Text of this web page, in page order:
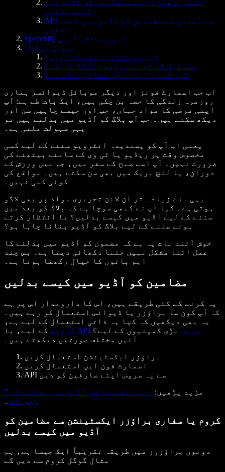
اسمارٹ فون ایپ سے مضامین کو آڈیو میں
کیسے بدلیں
API سے آسانی سے مضامین کو آڈیو میں کیسے
بدلیں
Speechify کیوں منتخب کریں
عمومی سوالات
کیا آپ مضامین سن سکتے ہیں؟
مضامین کو خود سے پڑھوانے کا طریقہ؟
کیا کوئی ایپ ہے جو مضامین پڑھ دے؟
اب جب اسمارٹ فونز اور دیگر موبائل ڈیوائسز ہماری
روزمرہ زندگی کا حصہ بن چکی ہیں، ایک بات طے ہے: آپ
اپنی مرضی کا مواد جہاں، جب اور جیسے چاہیں سن اور
دیکھ سکتے ہیں۔ جب آپ بلاگ کو آڈیو میں بدلتے ہیں تو
یہی سہولت ملتی ہے۔
یعنی اب آپ کو پسندیدہ انٹرویو سننے کے لیے کسی
مخصوص وقت پر ریڈیو یا ٹی وی کے سامنے بیٹھنے کی
ضرورت نہیں۔ آپ اسے صبح کے سفر میں، جم میں ورزش کے
دوران، یا لنچ بریک میں بھی سن سکتے ہیں۔ مواقع کی
کوئی کمی نہیں۔
یہی بات زیادہ تر آن لائن تحریری مواد پر بھی لاگو
ہوتی ہے۔ کیا آپ نے کبھی سوچا ہے کہ بلاگ کو بعد میں
سننے کے لیے آڈیو میں کیسے بدلیں؟ یا انتظار کرتے
ہوئے سننے کے لیے بلاگ کو آڈیو بنانا چاہا ہو؟
خوش آئند بات یہ ہے کہ مضمون کو آڈیو میں بدلنے کا
عمل اتنا مشکل نہیں جتنا دکھائی دیتا ہے۔ بس چند
اہم باتوں کا خیال رکھنا ہوتا ہے۔
مضامین کو آڈیو میں کیسے بدلیں
یہ کرنے کے کئی طریقے ہیں، اس کا دارومدار اس پر ہے
کہ آپ کون سا براؤزر یا ڈیوائس استعمال کر رہے ہیں۔
یہ بھی دیکھیں کہ کیا یہ ذاتی استعمال کے لیے ہے،
گروپس
API سروس بڑی کمپنیوں کے لیے؟
آئیں مختلف صورتیں دیکھتے ہیں۔
براؤزر ایکسٹینشن استعمال کریں
اسمارٹ فون ایپ استعمال کریں
API سے یہ سروس اپنے صارفین کو دیں
مزید پڑھیں:
اپنے مضامین کو آڈیو میں بدلنے کی 7
وجوہات۔
کروم یا سفاری براؤزر ایکسٹینشن سے مضامین کو
آڈیو میں کیسے بدلیں
دونوں براؤزرز میں طریقہ تقریباً ایک جیسا ہے، ہم
مثال گوگل کروم سے دیں گے